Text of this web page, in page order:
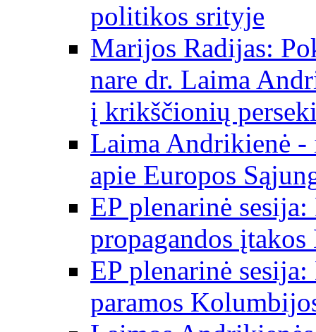
politikos srityje
Marijos Radijas:
nare dr. Laima
į krikščionių
Laima Andrikienė -
apie Europos
EP plenarinė
propagandos įtakos
EP plenarinė
paramos